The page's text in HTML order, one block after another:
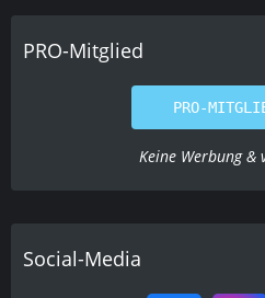
PRO-Mitglied
PRO-
Keine Werbung &
Social-Media